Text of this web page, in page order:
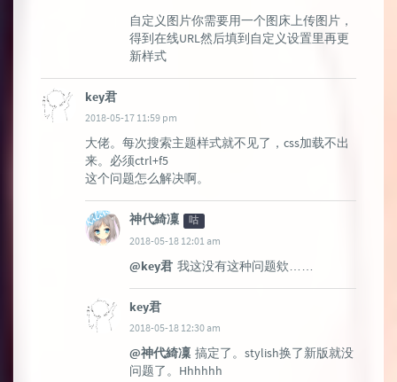
自定义图片你需要用一个图床上传图片，
得到在线URL然后填到自定义设置里再更
新样式
key君
2018-05-17 11:59 pm
大佬。每次搜索主题样式就不见了，css加载不出
来。必须ctrl+f5
这个问题怎么解决啊。
神代綺凜 咕
2018-05-18 12:01 am
@key君 我这没有这种问题欸……
key君
2018-05-18 12:30 am
@神代綺凜 搞定了。stylish换了新版就没
问题了。Hhhhhh